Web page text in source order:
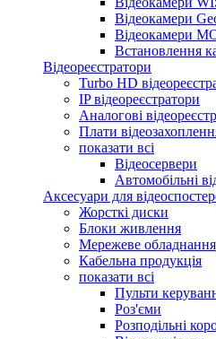
Відеокамери
Відеокамери
Встановлення
Відеореєстратори
Turbo HD
IP відеореєстратори
Аналогові
Плати
показати всі
Відеосервери
Автомобільні
Аксесуари для
Жорсткі диски
Блоки живлення
Мережеве обладнання
Кабельна продукція
показати всі
Пульти
Роз'єми
Розподільні